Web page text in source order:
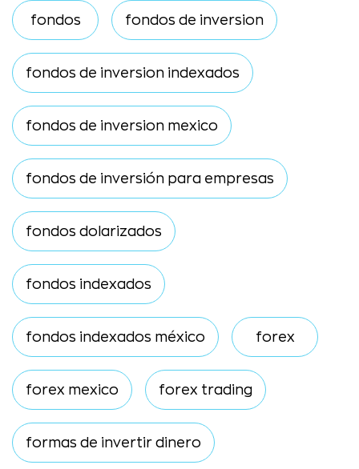
fondos fondos de inversion
fondos de inversion indexados
fondos de inversion mexico
fondos de inversión para empresas
fondos dolarizados
fondos indexados
fondos indexados méxico forex
forex mexico forex trading
formas de invertir dinero